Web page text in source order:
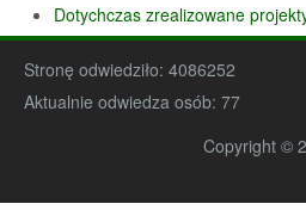
Dotychczas zrealizowane
Stronę odwiedziło: 4086252
Aktualnie odwiedza osób: 77
Copyright ©